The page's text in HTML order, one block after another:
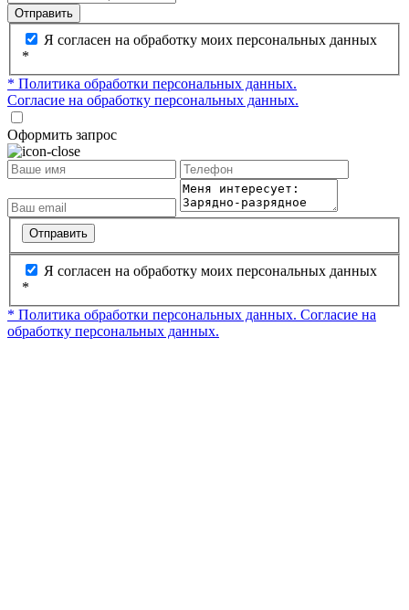
Отправить
Я согласен на обработку моих персональных данных
*
* Политика обработки персональных данных.
Согласие на обработку персональных данных.
Оформить запрос
Отправить
Я согласен на обработку моих персональных данных
*
* Политика обработки персональных данных. Согласие на
обработку персональных данных.